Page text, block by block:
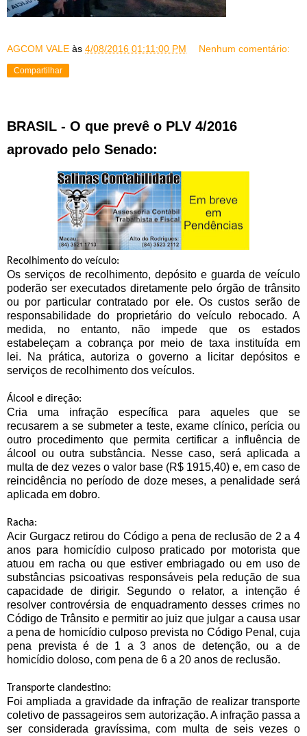
AGCOM VALE às 4/08/2016 01:11:00 PM Nenhum comentário:
Compartilhar
BRASIL - O que prevê o PLV 4/2016
aprovado pelo Senado:
Recolhimento do veículo:
Os serviços de recolhimento, depósito e guarda de veículo
poderão ser executados diretamente pelo órgão de trânsito
ou por particular contratado por ele. Os custos serão de
responsabilidade do proprietário do veículo rebocado. A
medida, no entanto, não impede que os estados
estabeleçam a cobrança por meio de taxa instituída em
lei. Na prática, autoriza o governo a licitar depósitos e
serviços de recolhimento dos veículos.
Álcool e direção:
Cria uma infração específica para aqueles que se
recusarem a se submeter a teste, exame clínico, perícia ou
outro procedimento que permita certificar a influência de
álcool ou outra substância. Nesse caso, será aplicada a
multa de dez vezes o valor base (R$ 1915,40) e, em caso de
reincidência no período de doze meses, a penalidade será
aplicada em dobro.
Racha:
Acir Gurgacz retirou do Código a pena de reclusão de 2 a 4
anos para homicídio culposo praticado por motorista que
atuou em racha ou que estiver embriagado ou em uso de
substâncias psicoativas responsáveis pela redução de sua
capacidade de dirigir.
Segundo o relator, a intenção é
resolver controvérsia de enquadramento desses crimes no
Código de Trânsito e permitir ao juiz que julgar a causa usar
a pena de homicídio culposo prevista no Código Penal, cuja
pena prevista é de 1 a 3 anos de detenção, ou a de
homicídio doloso, com pena de 6 a 20 anos de reclusão.
Transporte clandestino:
Foi ampliada a gravidade da infração de realizar transporte
coletivo de passageiros sem autorização. A infração passa a
ser considerada gravíssima, com multa de seis vezes o